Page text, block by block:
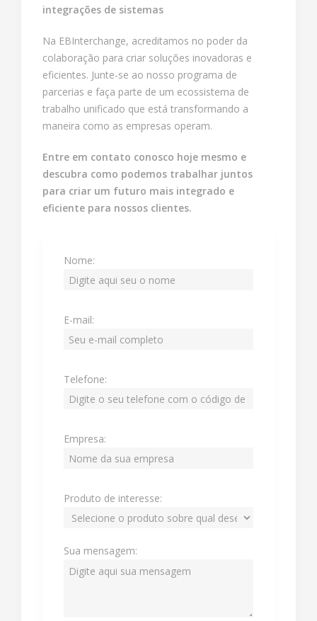
integrações de sistemas
Na EBInterchange, acreditamos no poder da
colaboração para criar soluções inovadoras e
eficientes. Junte-se ao nosso programa de
parcerias e faça parte de um ecossistema de
trabalho unificado que está transformando a
maneira como as empresas operam.
Entre em contato conosco hoje mesmo e
descubra como podemos trabalhar juntos
para criar um futuro mais integrado e
eficiente para nossos clientes.
Nome:
E-mail:
Telefone:
Empresa:
Produto de interesse:
Sua mensagem: